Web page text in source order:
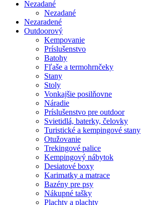
Nezadané
Nezadané
Nezaradené
Outdoorový
Kempovanie
Príslušenstvo
Batohy
Fľaše a termohrnčeky
Stany
Stoly
Vonkajšie posilňovne
Náradie
Príslušenstvo pre outdoor
Svietidlá, baterky, čelovky
Turistické a kempingové stany
Otužovanie
Trekingové palice
Kempingový nábytok
Desiatové boxy
Karimatky a matrace
Bazény pre psy
Nákupné tašky
Plachty a plachty